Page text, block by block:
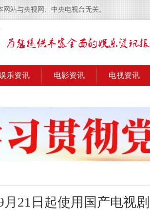
网站与央视网、中央电视台无关。
乐资讯 电影资讯 电视资讯
月21日起使用国产电视